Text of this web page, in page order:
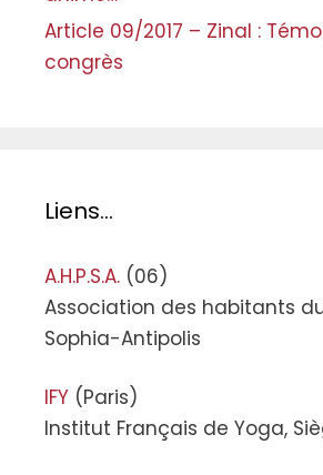
Article 09/2017 – Zinal :
congrès
Liens…
A.H.P.S.A. (06)
Association des habitants
Sophia-Antipolis
IFY (Paris)
Institut Français de Yoga,